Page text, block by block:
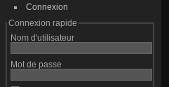
Connexion
Connexion rapide
Nom d'utilisateur
Mot de passe